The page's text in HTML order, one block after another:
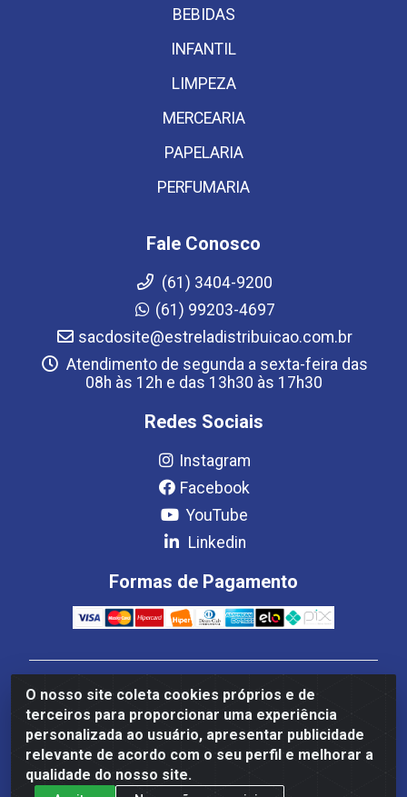
O nosso site coleta cookies próprios e de
terceiros para proporcionar uma experiência
personalizada ao usuário, apresentar publicidade
relevante de acordo com o seu perfil e melhorar a
qualidade do nosso site.
BEBIDAS
INFANTIL
LIMPEZA
MERCEARIA
PAPELARIA
PERFUMARIA
Fale Conosco
(61) 3404-9200
(61) 99203-4697
sacdosite@estreladistribuicao.com.br
Atendimento de segunda a sexta-feira das
08h às 12h e das 13h30 às 17h30
Redes Sociais
Instagram
Facebook
YouTube
Linkedin
Formas de Pagamento
Estrela Distribuição LTDA - CNPJ 08.691.096/0001-93 -
Setor Setor de Industria Qi 22 Lt 7, 9, 11, 13, 14 Ao 32,
S/NC - Setor Industrial Ceilândia, Brasília/DF - CEP
72265-220